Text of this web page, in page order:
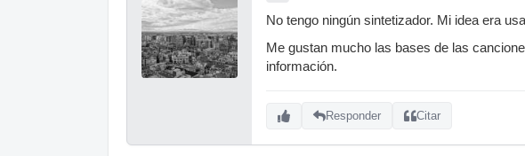
No tengo ningún sintetizador. Mi idea era
Me gustan mucho las bases de las
información.
Responder Citar